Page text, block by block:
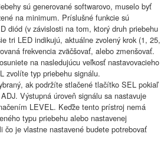
sú generované softwarovo, muselo byť
na minimum. Príslušné funkcie sú
diód (v závislosti na tom, ktorý druh priebehu
tri LED indikujú, aktuálne zvolený krok (1, 25,
frekvencia zväčšovať, alebo zmenšovať.
na nasledujúcu veľkosť nastavovacieho
zvolíte typ priebehu signálu.
ak podržíte stlačené tlačítko SEL pokiaľ
Výstupná úroveň signálu sa nastavuje
LEVEL. Keďže tento prístroj nemá
typu priebehu alebo nastavenej
čo je vlastne nastavené budete potrebovať